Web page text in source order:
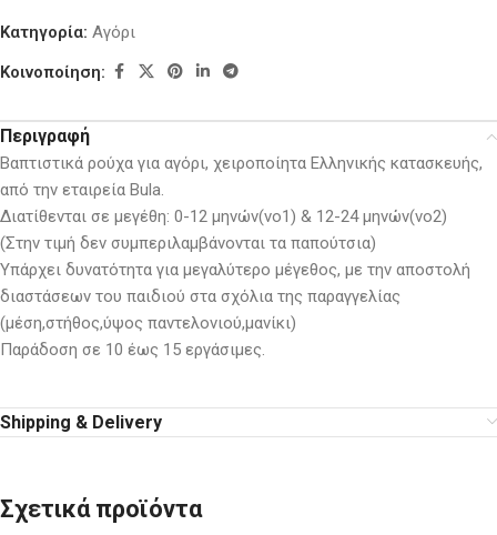
Κατηγορία: Αγόρι
Κοινοποίηση:
Περιγραφή
Βαπτιστικά ρούχα για αγόρι, χειροποίητα Ελληνικής κατασκευής,
από την εταιρεία Bula.
Διατίθενται σε μεγέθη: 0-12 μηνών(νο1) & 12-24 μηνών(νο2)
(Στην τιμή δεν συμπεριλαμβάνονται τα παπούτσια)
Υπάρχει δυνατότητα για μεγαλύτερο μέγεθος, με την αποστολή
διαστάσεων του παιδιού στα σχόλια της παραγγελίας
(μέση,στήθος,ύψος παντελονιού,μανίκι)
Παράδοση σε 10 έως 15 εργάσιμες.
Shipping & Delivery
Σχετικά προϊόντα